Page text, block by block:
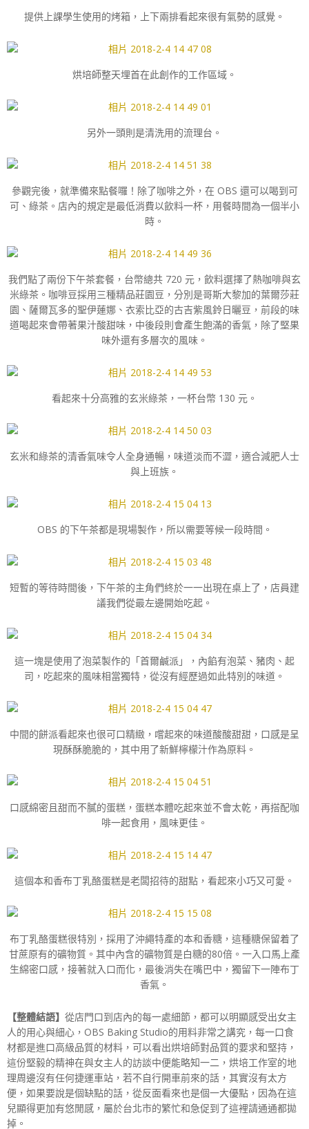
提供上課學生使用的烤箱，上下兩排看起來很有氣勢的感覺。
烘培師整天埋首在此創作的工作區域。
另外一頭則是清洗用的流理台。
參觀完後，就準備來點餐囉！除了咖啡之外，在 OBS 還可以喝到可
可、綠茶。店內的規定是最低消費以飲料一杯，用餐時間為一個半小
時。
我們點了兩份下午茶套餐，台幣總共 720 元，飲料選擇了熱咖啡與玄
米綠茶。咖啡豆採用三種精品莊園豆，分別是哥斯大黎加的葉爾莎莊
園、薩爾瓦多的聖伊蓮娜、衣索比亞的古吉紫風鈴日曬豆，前段的味
道喝起來會帶著果汁酸甜味，中後段則會產生飽滿的香氣，除了堅果
味外還有多層次的風味。
看起來十分高雅的玄米綠茶，一杯台幣 130 元。
玄米和綠茶的清香氣味令人全身通暢，味道淡而不澀，適合減肥人士
與上班族。
OBS 的下午茶都是現場製作，所以需要等候一段時間。
短暫的等待時間後，下午茶的主角們終於一一出現在桌上了，店員建
議我們從最左邊開始吃起。
這一塊是使用了泡菜製作的「首爾鹹派」，內餡有泡菜、豬肉、起
司，吃起來的風味相當獨特，從沒有經歷過如此特別的味道。
中間的餅派看起來也很可口精緻，嚐起來的味道酸酸甜甜，口感是呈
現酥酥脆脆的，其中用了新鮮檸檬汁作為原料。
口感綿密且甜而不膩的蛋糕，蛋糕本體吃起來並不會太乾，再搭配咖
啡一起食用，風味更佳。
這個本和香布丁乳酪蛋糕是老闆招待的甜點，看起來小巧又可愛。
布丁乳酪蛋糕很特別，採用了沖繩特產的本和香糖，這種糖保留着了
甘蔗原有的礦物質。其中內含的礦物質是白糖的80倍。一入口馬上產
生綿密口感，接著就入口而化，最後消失在嘴巴中，獨留下一陣布丁
香氣。
【整體結語】 從店門口到店內的每一處細節，都可以明顯感受出女主
人的用心與細心，OBS Baking Studio的用料非常之講究，每一口食
材都是進口高級品質的材料，可以看出烘培師對品質的要求和堅持，
這份堅毅的精神在與女主人的訪談中便能略知一二，烘培工作室的地
理周邊沒有任何捷運車站，若不自行開車前來的話，其實沒有太方
便，如果要說是個缺點的話，從反面看來也是個一大優點，因為在這
兒顯得更加有悠閒感，屬於台北市的繁忙和急促到了這裡請通通都拋
掉。